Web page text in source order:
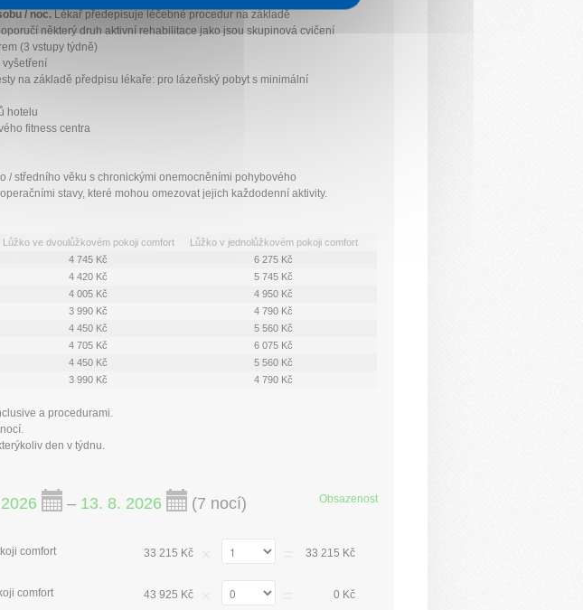
/ noc.Lékař předepisuje léčebné procedur na základě
některý druh aktivní rehabilitace jako jsou skupinová cvičení
(3 vstupy týdně)
na základě předpisu lékaře: pro lázeňský pobyt s minimální
hotelu
fitness centra
/ středního věku s chronickými onemocněními pohybového
stavy, které mohou omezovat jejich každodenní aktivity.
Lůžko ve dvoulůžkovém pokoji comfort
Lůžko v jednolůžkovém pokoji comfort
4 745 Kč
6 275 Kč
4 420 Kč
5 745 Kč
4 005 Kč
4 950 Kč
3 990 Kč
4 790 Kč
4 450 Kč
5 560 Kč
4 705 Kč
6 075 Kč
4 450 Kč
5 560 Kč
3 990 Kč 4 790 Kč
a procedurami.
den v týdnu.
Obsazenost
– 13. 8. 2026 (7 nocí)
comfort 33 215 Kč 33 215 Kč
comfort 43 925 Kč 0 Kč